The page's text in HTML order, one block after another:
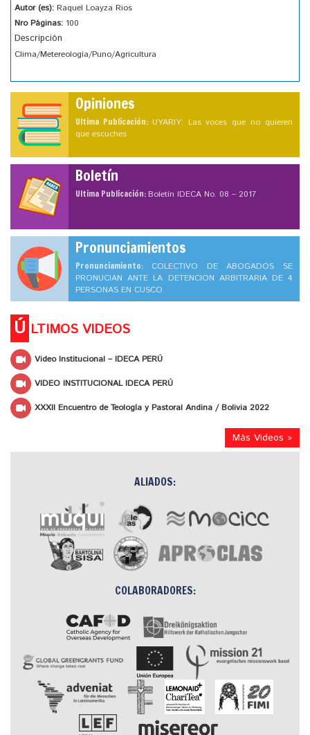
Autor (es): Raquel Loayza Rios
Nro Páginas: 100
Descripción
Clima/Metereología/Puno/Agricultura
Opiniones
Ultima Publicación: UYARIY: Las voces que no quieren
que escuches
Boletín
Ultima Publicación:Boletín IDECA No. 08 – 2017
Pronunciamientos
Pronunciamiento: COLECTIVO DE ABOGADOS SE
PRONUCIAN ANTE LA DETENCION ARBITRARIA DE 4
PERSONAS EN CUSCO
Ú LTIMOS VIDEOS
Video Institucional – IDECA PERÚ
VIDEO INSTITUCIONAL IDECA PERÚ
XXXII Encuentro de Teología y Pastoral Andina / Bolivia 2022
Más Videos »
ALIADOS:
COLABORADORES: